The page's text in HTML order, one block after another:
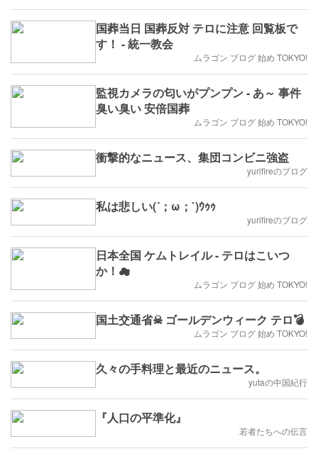
国葬当日 国葬反対 テロに注意 回覧板で
す！ - 統一教会
ムラゴン ブログ 始め TOKYO!
監視カメラの匂いがプンプン - あ～ 事件
臭い臭い 安倍国葬
ムラゴン ブログ 始め TOKYO!
衝撃的なニュース、集団コンビニ強盗
yurifireのブログ
私は悲しい(´；ω；`)ｳｩｩ
yurifireのブログ
日本全国 ケムトレイル - テロはこいつ
か！☁
ムラゴン ブログ 始め TOKYO!
国土交通省☠ ゴールデンウィーク テロ💣
ムラゴン ブログ 始め TOKYO!
久々の手料理と最近のニュース。
yutaの中国紀行
『人口の平準化』
若者たちへの伝言